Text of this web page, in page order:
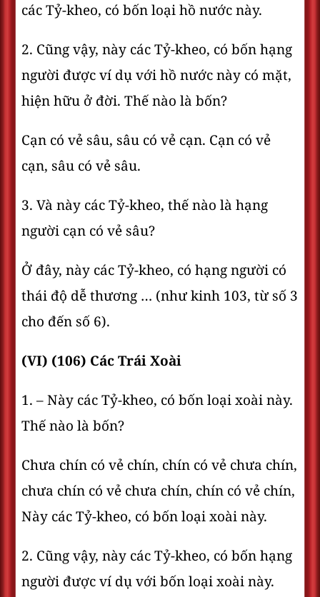
các Tỷ-kheo, có bốn loại hồ nước này.
2. Cũng vậy, này các Tỷ-kheo, có bốn hạng
người được ví dụ với hồ nước này có mặt,
hiện hữu ở đời. Thế nào là bốn?
Cạn có vẻ sâu, sâu có vẻ cạn. Cạn có vẻ
cạn, sâu có vẻ sâu.
3. Và này các Tỷ-kheo, thế nào là hạng
người cạn có vẻ sâu?
Ở đây, này các Tỷ-kheo, có hạng người có
thái độ dễ thương … (như kinh 103, từ số 3
cho đến số 6).
(VI) (106) Các Trái Xoài
1. – Này các Tỷ-kheo, có bốn loại xoài này.
Thế nào là bốn?
Chưa chín có vẻ chín, chín có vẻ chưa chín,
chưa chín có vẻ chưa chín, chín có vẻ chín,
Này các Tỷ-kheo, có bốn loại xoài này.
2. Cũng vậy, này các Tỷ-kheo, có bốn hạng
người được ví dụ với bốn loại xoài này.